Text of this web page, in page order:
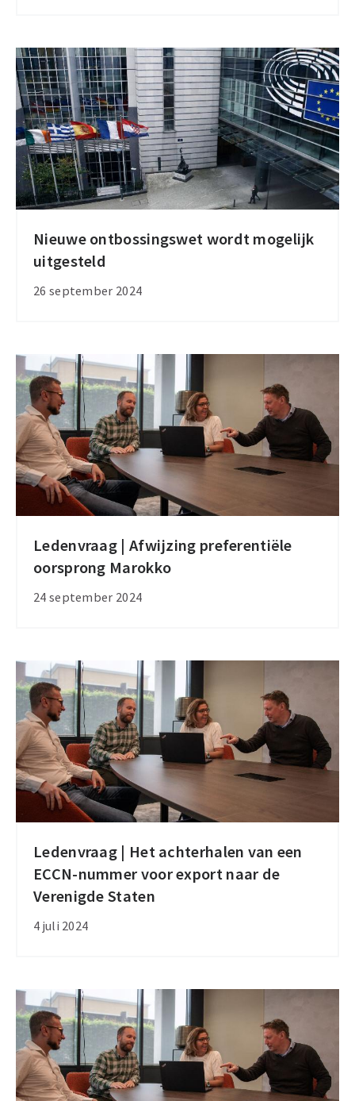
Nieuwe ontbossingswet wordt mogelijk
uitgesteld
26 september 2024
Nieuwe
ontbossingswet
wordt
Ledenvraag | Afwijzing preferentiële
oorsprong Marokko
24 september 2024
Ledenvraag
|
Afwijzing
Marokko
Ledenvraag | Het achterhalen van een
ECCN-nummer voor export naar de
Verenigde Staten
4 juli 2024
Ledenvraag
|
Het
achterhalen
nummer
voor
export
naar
de